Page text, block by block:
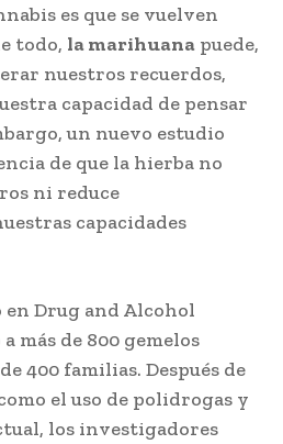
es que se vuelven
todo, la marihuana puede,
nuestros recuerdos,
capacidad de pensar
un nuevo estudio
de que la hierba no
ni reduce
capacidades
en Drug and Alcohol
más de 800 gemelos
400 familias. Después de
el uso de polidrogas y
los investigadores